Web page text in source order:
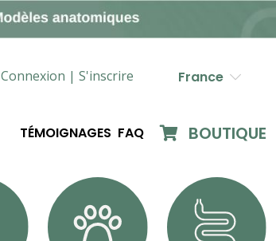
Connexion | S'inscrire France
TÉMOIGNAGES FAQ BOUTIQUE